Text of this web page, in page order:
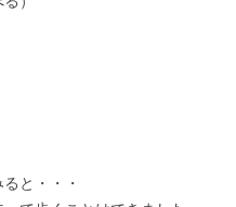
と・・・